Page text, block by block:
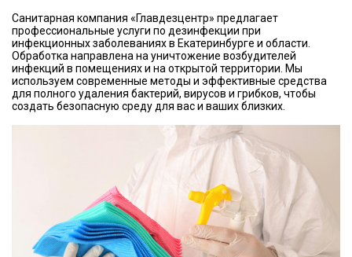
Санитарная компания «Главдезцентр» предлагает
профессиональные услуги по дезинфекции при
инфекционных заболеваниях в Екатеринбурге и области.
Обработка направлена на уничтожение возбудителей
инфекций в помещениях и на открытой территории. Мы
используем современные методы и эффективные средства
для полного удаления бактерий, вирусов и грибков, чтобы
создать безопасную среду для вас и ваших близких.